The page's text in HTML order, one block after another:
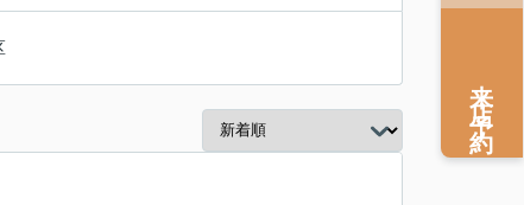
来店予約